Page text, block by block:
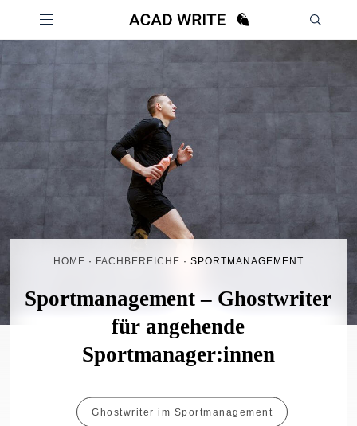
HOME · FACHBEREICHE · SPORTMANAGEMENT
Sportmanagement – Ghostwriter
für angehende
Sportmanager:innen
Ghostwriter im Sportmanagement